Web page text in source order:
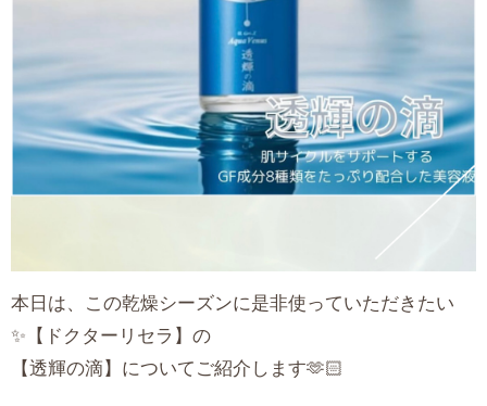
本日は、この乾燥シーズンに是非使っていただきたい
✨【ドクターリセラ】の
【透輝の滴】についてご紹介します🫶🏻